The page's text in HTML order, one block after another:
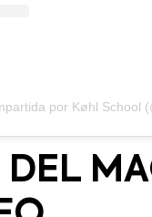
por Køhl School
DEL